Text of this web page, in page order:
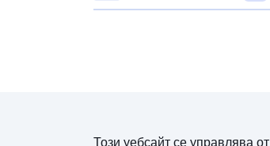
Този уебсайт се управлява от